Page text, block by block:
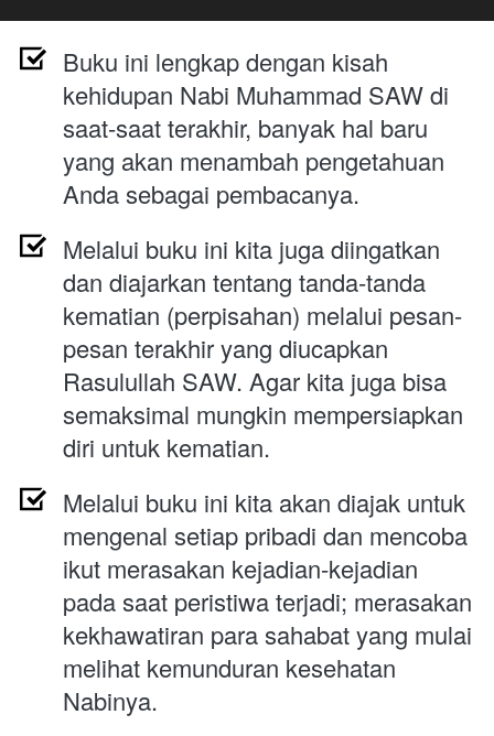
Buku ini lengkap dengan kisah
kehidupan Nabi Muhammad SAW di
saat-saat terakhir, banyak hal baru
yang akan menambah pengetahuan
Anda sebagai pembacanya.
Melalui buku ini kita juga diingatkan
dan diajarkan tentang tanda-tanda
kematian (perpisahan) melalui pesan-
pesan terakhir yang diucapkan
Rasulullah SAW. Agar kita juga bisa
semaksimal mungkin mempersiapkan
diri untuk kematian.
Melalui buku ini kita akan diajak untuk
mengenal setiap pribadi dan mencoba
ikut merasakan kejadian-kejadian
pada saat peristiwa terjadi; merasakan
kekhawatiran para sahabat yang mulai
melihat kemunduran kesehatan
Nabinya.